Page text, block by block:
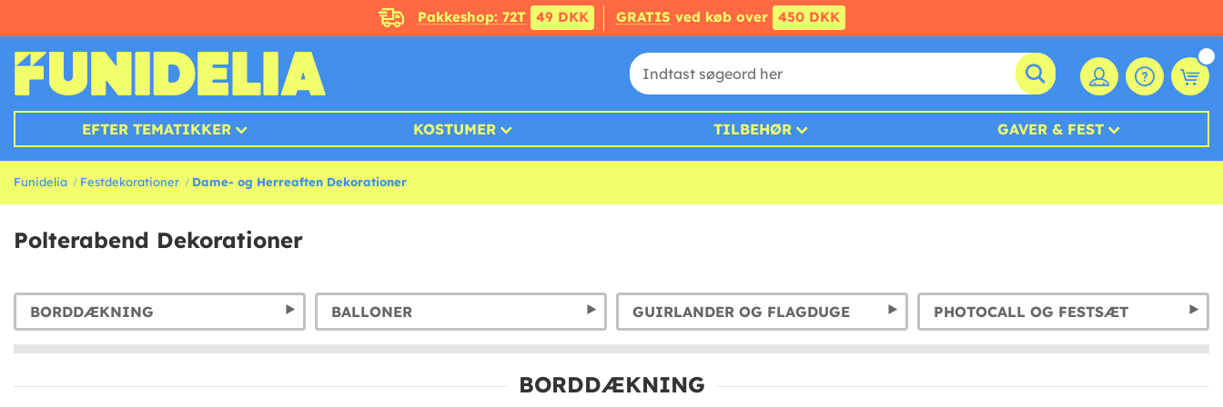
Pakkeshop: 72T 49 DKK GRATIS ved køb over 450 DKK
EFTER TEMATIKKER KOSTUMER TILBEHØR GAVER & FEST
Funidelia Festdekorationer Dame- og Herreaften Dekorationer
Polterabend Dekorationer
BORDDÆKNING BALLONER GUIRLANDER OG FLAGDUGE PHOTOCALL OG FESTSÆT
BORDDÆKNING